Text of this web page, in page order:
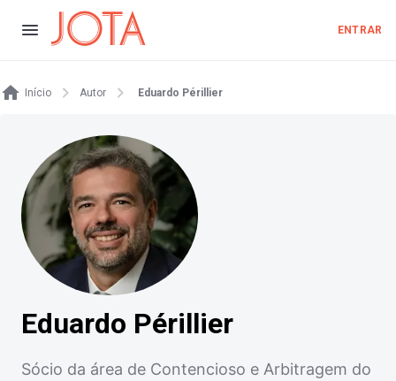
ENTRAR
Início Autor Eduardo Périllier
Eduardo Périllier
Sócio da área de Contencioso e Arbitragem do